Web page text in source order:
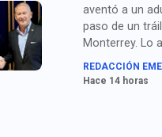
aventó a un
paso de un
Monterrey. Lo
homicidio y
droga.
REDACCIÓN
Hace 14 horas